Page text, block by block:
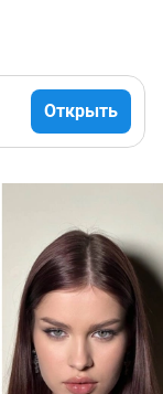
Открыть